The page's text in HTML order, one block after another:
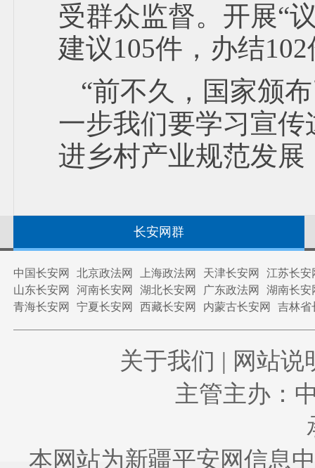
受群众监督。开展“
建议105件，办结
“前不久，国家颁
一步我们要学习宣
进乡村产业规范发
长安网群
中国长安网 北京政法网 上海政法网 天津长安网
江苏长安
山东长安网
河南长安网 湖北长安网 广东政法网
湖南长安
青海长安网
宁夏长安网 西藏长安网 内蒙古长安网 吉林省
关于我们 | 网站说
主管主办：
本网站为新疆平安网信息